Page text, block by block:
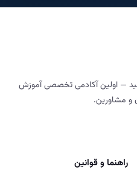
— اولین آکادمی تخصصی آموزش
و مشاورین.
راهنما و قوانین